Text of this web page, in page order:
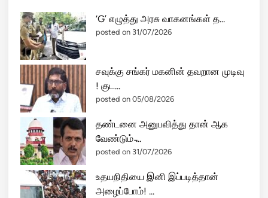
‘G’ எழுத்து அரசு வாகனங்கள் த...
posted on 31/07/2026
சவுக்கு சங்கர் மகனின் தவறான முடிவு
! குட...
posted on 05/08/2026
தண்டனை அனுபவித்து தான் ஆக
வேண்டும் ̵...
posted on 31/07/2026
உதயநிதியை இனி இப்படித்தான்
அழைப்போம்! ...